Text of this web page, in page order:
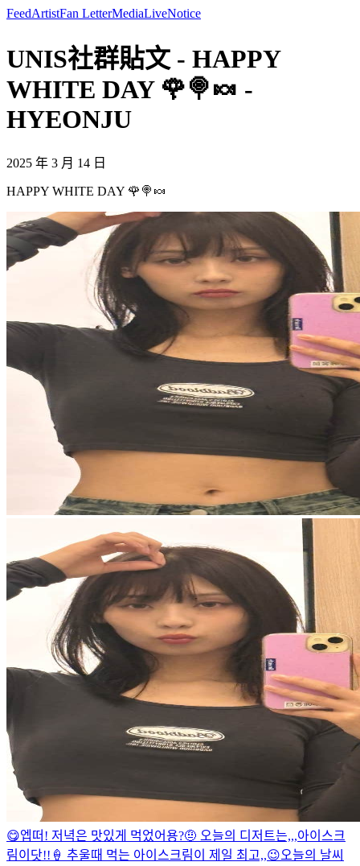
FeedArtistFan LetterMediaLiveNotice
UNIS社群貼文 - HAPPY
WHITE DAY 🌹🍭🍬 -
HYEONJU
2025 年 3 月 14 日
HAPPY WHITE DAY 🌹🍭🍬
😋엡떠! 저녁은 맛있게 먹었어용?🤨 오늘의 디저트는,,,아이스크
림이닷!!🍦 추울때 먹는 아이스크림이 제일 최고,,😉오늘의 날씨